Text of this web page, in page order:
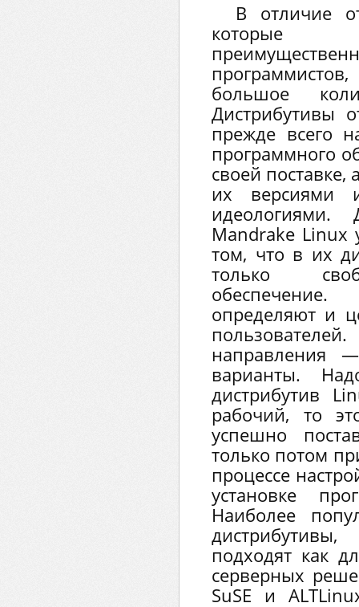
В отличие
которые
большое
Дистрибутивы
прежде всего
программного
своей
их версиями
идеологиями.
Mandrake Linux
том, что в их
только
определяют и
направления
варианты.
дистрибутив
рабочий, то
успешно
только потом
процессе
установке
Наиболее
подходят как
серверных
SuSE и